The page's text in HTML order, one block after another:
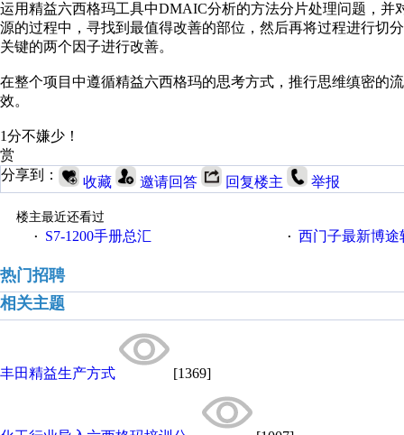
运用精益六西格玛工具中DMAIC分析的方法分片处理问题，
源的过程中，寻找到最值得改善的部位，然后再将过程进行切
关键的两个因子进行改善。
在整个项目中遵循精益六西格玛的思考方式，推行思维缜密的
效。
1分不嫌少！
赏
分享到：
收藏 邀请回答 回复楼主 举报
楼主最近还看过
·
S7-1200手册总汇 · 西门子最新博途软
热门招聘
相关主题
丰田精益生产方式 [1369]